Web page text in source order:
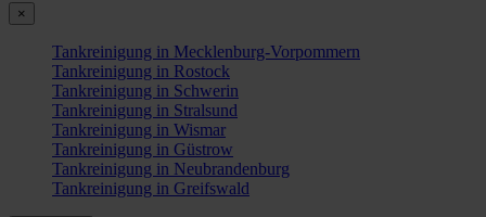
×
Tankreinigung in Mecklenburg-Vorpommern
Tankreinigung in Rostock
Tankreinigung in Schwerin
Tankreinigung in Stralsund
Tankreinigung in Wismar
Tankreinigung in Güstrow
Tankreinigung in Neubrandenburg
Tankreinigung in Greifswald